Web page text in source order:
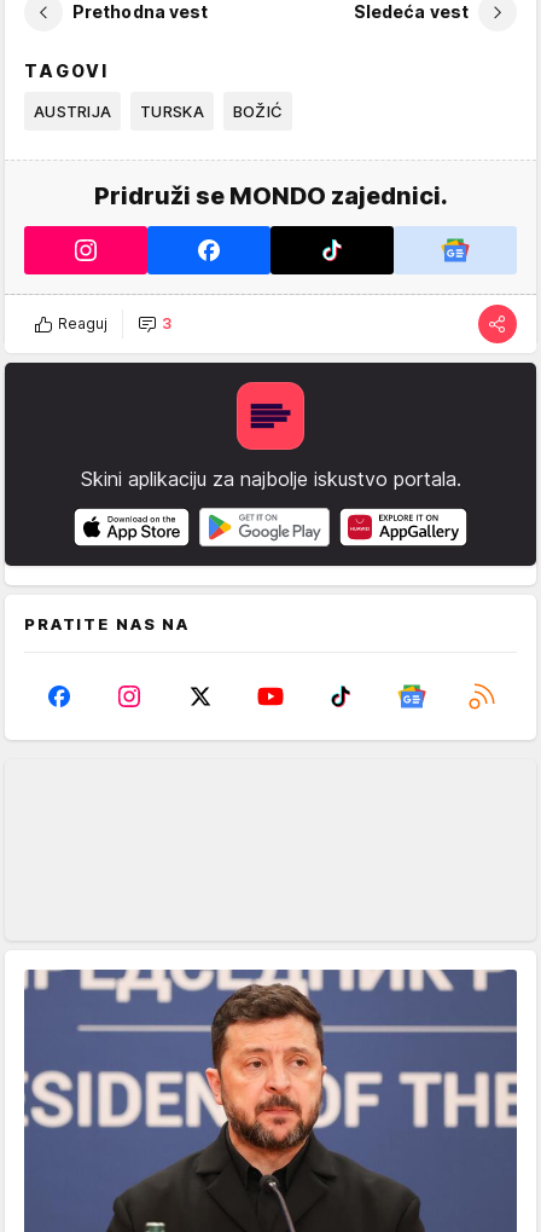
Prethodna vest Sledeća vest
TAGOVI
AUSTRIJA TURSKA BOŽIĆ
Pridruži se MONDO zajednici.
Reaguj 3
Skini aplikaciju za najbolje iskustvo portala.
PRATITE NAS NA